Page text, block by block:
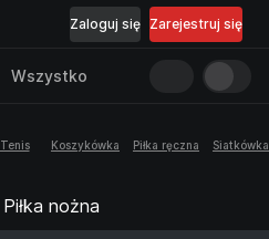
Zarejestruj się
Zaloguj się
Wszystko
Tenis Koszykówka Piłka ręczna Siatkówka
Piłka nożna